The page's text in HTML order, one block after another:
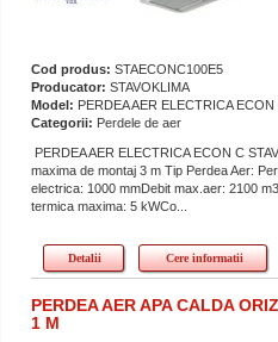
Cod produs: STAECONC100E5
Producator: STAVOKLIMA
Model: PERDEA AER ELECTRICA
Categorii: Perdele de aer
PERDEA AER ELECTRICA ECON C
maxima de montaj 3 m Tip Perdea Aer:
electrica: 1000 mmDebit max.aer: 2100
termica maxima: 5 kWCo...
Detalii Cere informatii
PERDEA AER APA CALDA
1 M